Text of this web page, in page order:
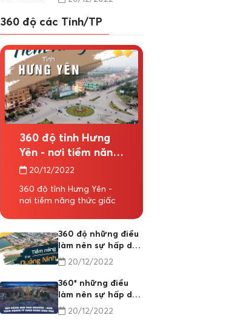
360 độ các Tỉnh/TP
360 độ tỉnh Hưng
Yên - nơi tiềm năng
thức giấc
20/12/2022
360 độ tỉnh Hưng Yên -
nơi tiềm năng thức giấc
360 độ những điều
làm nên sự hấp dẫn
của BĐS Quảng
20/12/2022
360* những điều
làm nên sự hấp dẫn
của BĐS Thái
20/12/2022